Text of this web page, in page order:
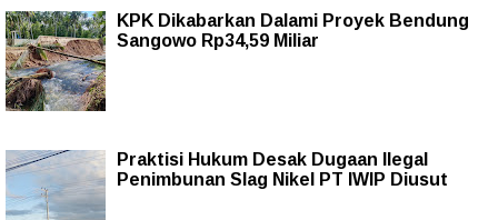
KPK Dikabarkan Dalami Proyek Bendung
Sangowo Rp34,59 Miliar
Praktisi Hukum Desak Dugaan Ilegal
Penimbunan Slag Nikel PT IWIP Diusut